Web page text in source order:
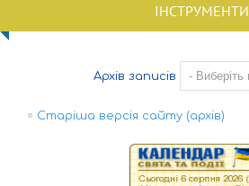
ІНСТРУМЕНТИ
Архів записів
Старіша версія сайту (архів)